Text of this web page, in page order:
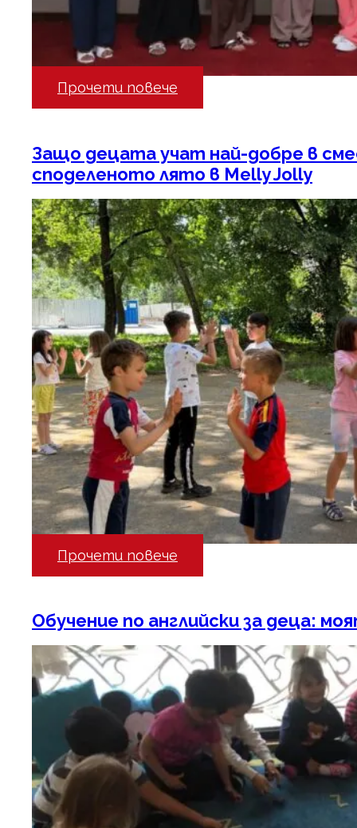
Прочети повече
Защо децата учат най-добре в
споделеното лято в Melly Jolly
Прочети повече
Обучение по английски за деца: